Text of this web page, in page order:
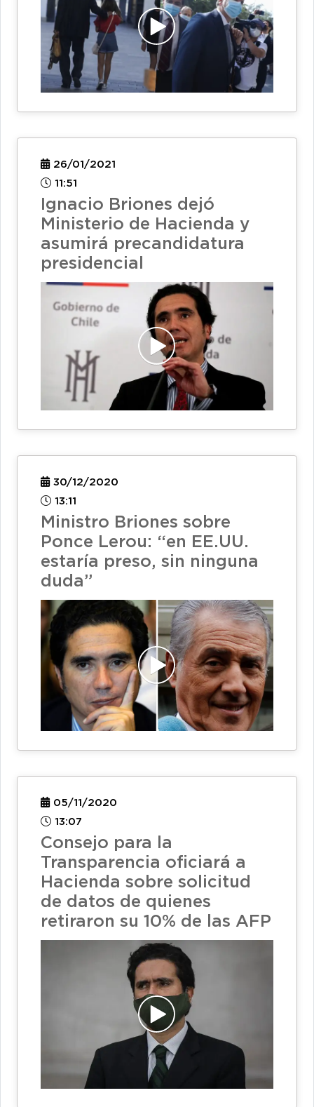
26/01/2021
11:51
Ignacio Briones dejó
Ministerio de Hacienda y
asumirá precandidatura
presidencial
30/12/2020
13:11
Ministro Briones sobre
Ponce Lerou: “en EE.UU.
estaría preso, sin ninguna
duda”
05/11/2020
13:07
Consejo para la
Transparencia oficiará a
Hacienda sobre solicitud
de datos de quienes
retiraron su 10% de las AFP